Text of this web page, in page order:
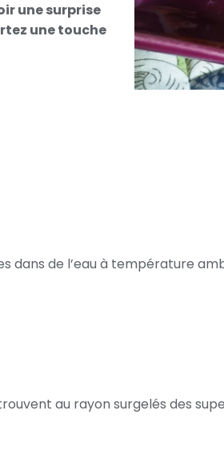
une surprise
une touche
dans de l’eau à température
au rayon surgelés des